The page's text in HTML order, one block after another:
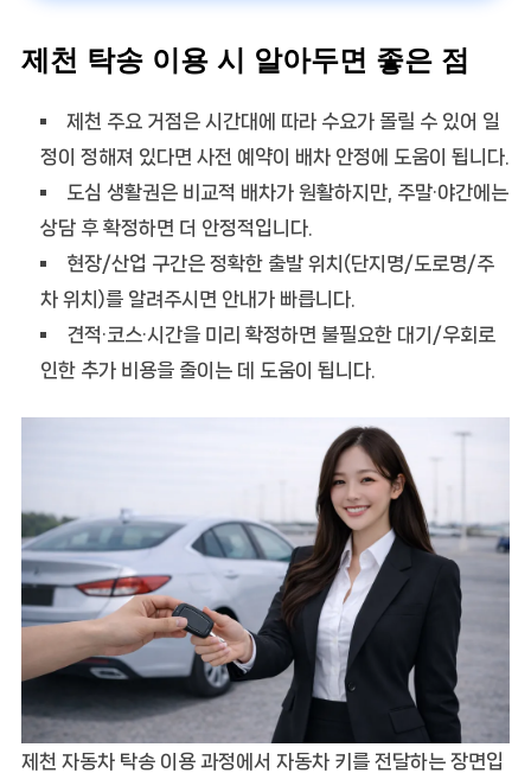
제천 탁송 이용 시 알아두면 좋은 점
제천 주요 거점은 시간대에 따라 수요가 몰릴 수 있어 일
정이 정해져 있다면 사전 예약이 배차 안정에 도움이 됩니다.
도심 생활권은 비교적 배차가 원활하지만, 주말·야간에는
상담 후 확정하면 더 안정적입니다.
현장/산업 구간은 정확한 출발 위치(단지명/도로명/주
차 위치)를 알려주시면 안내가 빠릅니다.
견적·코스·시간을 미리 확정하면 불필요한 대기/우회로
인한 추가 비용을 줄이는 데 도움이 됩니다.
제천 자동차 탁송 이용 과정에서 자동차 키를 전달하는 장면입